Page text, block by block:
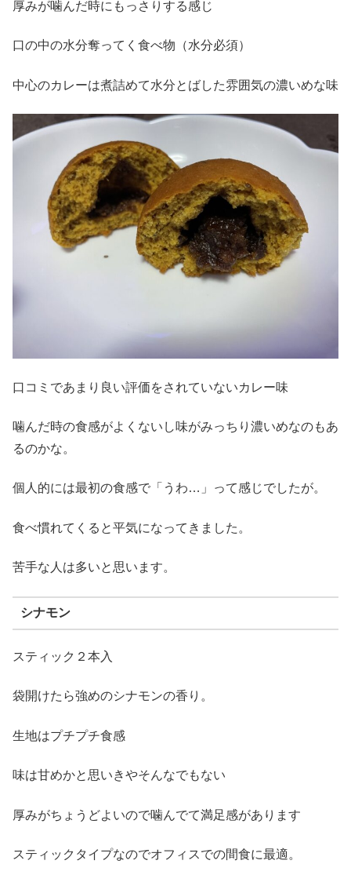
厚みが噛んだ時にもっさりする感じ
口の中の水分奪ってく食べ物（水分必須）
中心のカレーは煮詰めて水分とばした雰囲気の濃いめな味
口コミであまり良い評価をされていないカレー味
噛んだ時の食感がよくないし味がみっちり濃いめなのもあ
るのかな。
個人的には最初の食感で「うわ…」って感じでしたが。
食べ慣れてくると平気になってきました。
苦手な人は多いと思います。
シナモン
スティック２本入
袋開けたら強めのシナモンの香り。
生地はプチプチ食感
味は甘めかと思いきやそんなでもない
厚みがちょうどよいので噛んでて満足感があります
スティックタイプなのでオフィスでの間食に最適。